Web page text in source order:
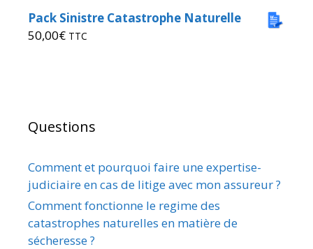
Pack Sinistre Catastrophe Naturelle
50,00€ TTC
Questions
Comment et pourquoi faire une expertise-
judiciaire en cas de litige avec mon assureur ?
Comment fonctionne le regime des
catastrophes naturelles en matière de
sécheresse ?